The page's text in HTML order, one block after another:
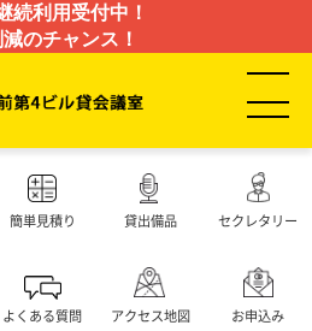
続利用受付中！
のチャンス！
簡単見積り 貸出備品 セクレタリー
よくある質問 アクセス地図 お申込み